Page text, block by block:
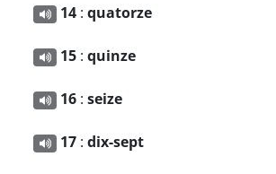
14 : quatorze
15 : quinze
16 : seize
17 : dix-sept